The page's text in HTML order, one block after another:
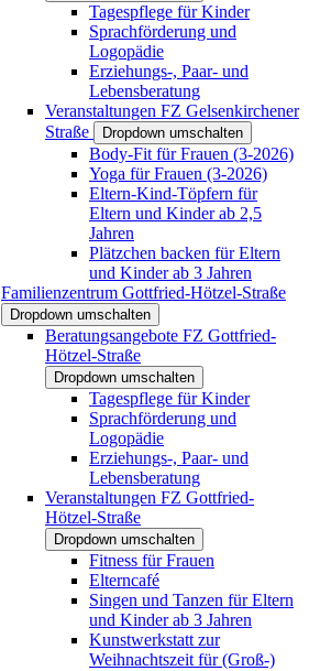
Tagespflege für Kinder
Sprachförderung und
Logopädie
Erziehungs-, Paar- und
Lebensberatung
Veranstaltungen FZ Gelsenkirchener
Straße
Dropdown umschalten
Body-Fit für Frauen (3-2026)
Yoga für Frauen (3-2026)
Eltern-Kind-Töpfern für
Eltern und Kinder ab 2,5
Jahren
Plätzchen backen für Eltern
und Kinder ab 3 Jahren
Familienzentrum Gottfried-Hötzel-Straße
Dropdown umschalten
Beratungsangebote FZ Gottfried-
Hötzel-Straße
Dropdown umschalten
Tagespflege für Kinder
Sprachförderung und
Logopädie
Erziehungs-, Paar- und
Lebensberatung
Veranstaltungen FZ Gottfried-
Hötzel-Straße
Dropdown umschalten
Fitness für Frauen
Elterncafé
Singen und Tanzen für Eltern
und Kinder ab 3 Jahren
Kunstwerkstatt zur
Weihnachtszeit für (Groß-)